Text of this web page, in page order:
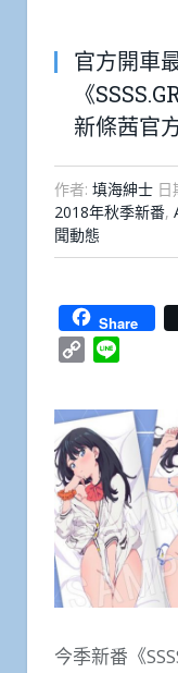
官方開車
《
新條茜官
作者: 填海紳士 日
2018年秋季新番,
聞動態
Share
Copy
今季新番《